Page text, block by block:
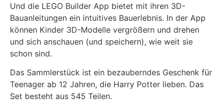
Und die LEGO Builder App bietet mit ihren 3D-
Bauanleitungen ein intuitives Bauerlebnis. In der App
können Kinder 3D-Modelle vergrößern und drehen
und sich anschauen (und speichern), wie weit sie
schon sind.
Das Sammlerstück ist ein bezauberndes Geschenk für
Teenager ab 12 Jahren, die Harry Potter lieben. Das
Set besteht aus 545 Teilen.